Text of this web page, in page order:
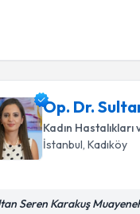
Op. Dr.
Kadın Hastalıkları
İstanbul , Kadıköy
Seren Karakuş